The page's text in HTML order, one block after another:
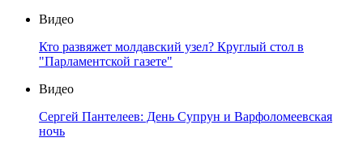
Видео
Кто развяжет молдавский узел? Круглый стол в
"Парламентской газете"
Видео
Сергей Пантелеев: День Супрун и Варфоломеевская
ночь